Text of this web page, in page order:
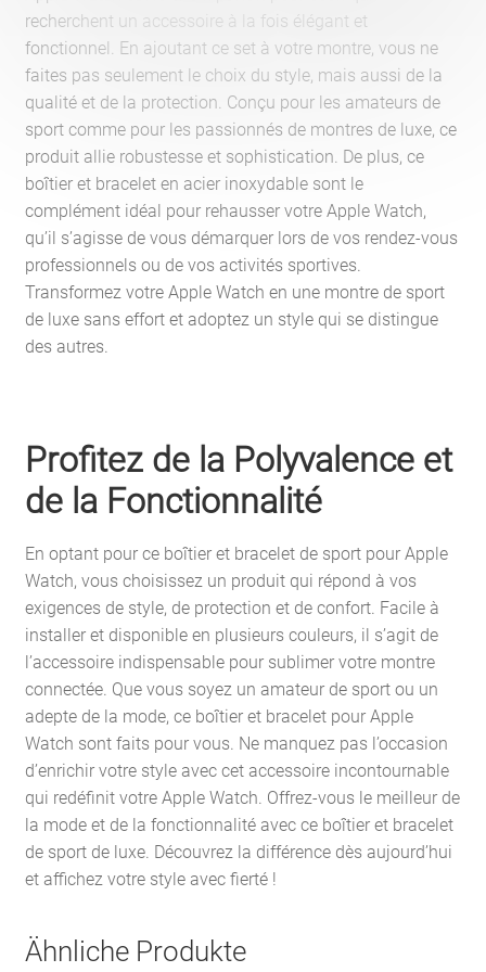
recherchent un accessoire à la fois élégant et
fonctionnel. En ajoutant ce set à votre montre, vous ne
faites pas seulement le choix du style, mais aussi de la
qualité et de la protection. Conçu pour les amateurs de
sport comme pour les passionnés de montres de luxe, ce
produit allie robustesse et sophistication. De plus, ce
boîtier et bracelet en acier inoxydable sont le
complément idéal pour rehausser votre Apple Watch,
qu’il s’agisse de vous démarquer lors de vos rendez-vous
professionnels ou de vos activités sportives.
Transformez votre Apple Watch en une montre de sport
de luxe sans effort et adoptez un style qui se distingue
des autres.
Profitez de la Polyvalence et
de la Fonctionnalité
En optant pour ce boîtier et bracelet de sport pour Apple
Watch, vous choisissez un produit qui répond à vos
exigences de style, de protection et de confort. Facile à
installer et disponible en plusieurs couleurs, il s’agit de
l’accessoire indispensable pour sublimer votre montre
connectée. Que vous soyez un amateur de sport ou un
adepte de la mode, ce boîtier et bracelet pour Apple
Watch sont faits pour vous. Ne manquez pas l’occasion
d’enrichir votre style avec cet accessoire incontournable
qui redéfinit votre Apple Watch. Offrez-vous le meilleur de
la mode et de la fonctionnalité avec ce boîtier et bracelet
de sport de luxe. Découvrez la différence dès aujourd’hui
et affichez votre style avec fierté !
Ähnliche Produkte